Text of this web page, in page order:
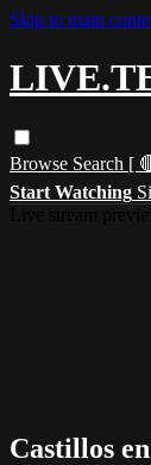
Skip to main
Browse Search [
Start Watching
Castillos